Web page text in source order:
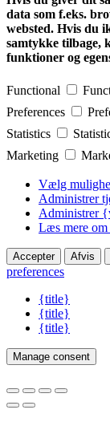
data som f.eks.
websted. Hvis du
samtykke tilbage,
funktioner og
Functional
Preferences
Statistics
Marketing
Vælg
Administrer
Administrer
Læs mere om
Accepter Afvis
preferences
{title}
{title}
{title}
Manage consent